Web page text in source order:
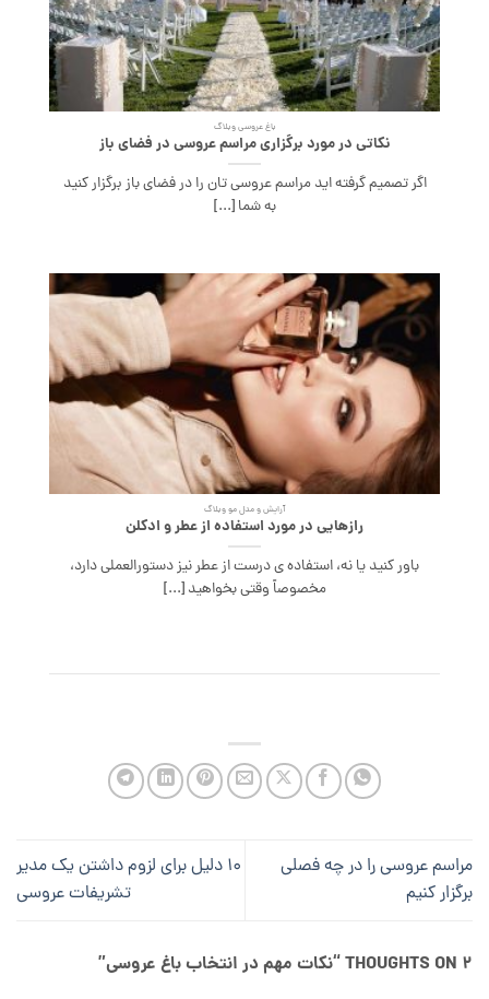
باغ عروسی وبلاگ
نکاتی در مورد برگزاری مراسم عروسی در فضای باز
اگر تصمیم گرفته اید مراسم عروسی تان را در فضای باز برگزار کنید
به شما [...]
آرایش و مدل مو وبلاگ
رازهایی در مورد استفاده از عطر و ادکلن
باور کنید یا نه، استفاده ی درست از عطر نیز دستورالعملی دارد،
مخصوصاً وقتی بخواهید [...]
مراسم عروسی را در چه فصلی
برگزار کنیم
۱۰ دلیل برای لزوم داشتن یک مدیر
تشریفات عروسی
2 THOUGHTS ON “ نکات مهم در انتخاب باغ عروسی”